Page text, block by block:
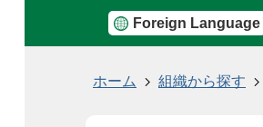
Foreign Language
ホーム 組織から探す